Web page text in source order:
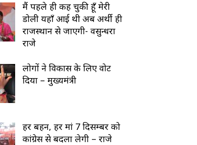
मैं पहले ही कह चुकी हूँ मेरी
डोली यहाँ आई थी अब अर्थी ही
राजस्थान से जाएगी- वसुन्धरा
राजे
लोगों ने विकास के लिए वोट
दिया – मुख्यमंत्री
हर बहन, हर मां 7 दिसम्बर को
कांग्रेस से बदला लेगी – राजे